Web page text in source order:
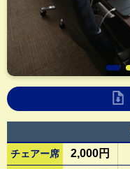
チェアー席
2,000円